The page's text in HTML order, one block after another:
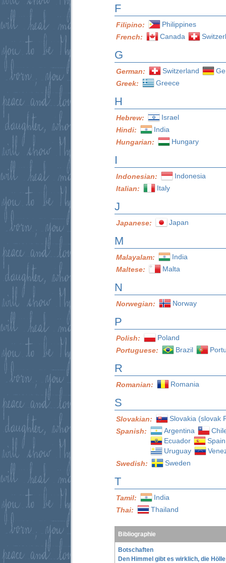
F
Filipino:
Philippines
French:
Canada
G
German: Switzerland
Greek:
Greece
H
Hebrew:
Israel
Hindi:
India
Hungarian:
Hungary
I
Indonesian:
Indonesia
Italian:
Italy
J
Japanese: Japan
M
Malayalam:
India
Maltese:
Malta
N
Norwegian: Norway
P
Polish:
Poland
Portuguese:
Brazil
R
Romanian: Romania
S
Slovakian:
Slovakia (slovak
Spanish:
Argentina
Ecuador
Spain
Uruguay
Swedish:
Sweden
T
Tamil:
India
Thai:
Thailand
Bibliographie
Botschaften
Den Himmel gibt es wirklich, die